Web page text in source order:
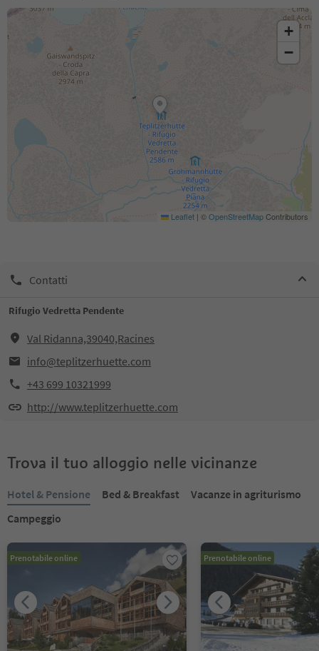
+
−
Leaflet | ©OpenStreetMapContributors
Contatti
Rifugio Vedretta Pendente
Val Ridanna,39040,Racines
info@teplitzerhuette.com
+43 699 10321999
http://www.teplitzerhuette.com
Trova il tuo alloggio nelle vicinanze
Hotel & Pensione Bed & Breakfast
Vacanze in agriturismo
Campeggio
Prenotabile online Prenotabile online